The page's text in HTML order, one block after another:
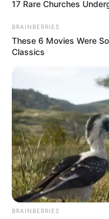
Résultat du
Résultats du tout
17 Rare Churches
BRAINBERRIES
These 6 Movies Were
Classics
BRAINBERRIES